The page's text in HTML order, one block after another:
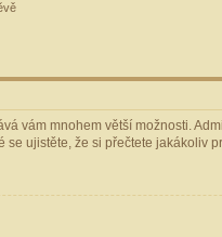
vám mnohem větší možnosti.
ujistěte, že si přečtete jakákoliv